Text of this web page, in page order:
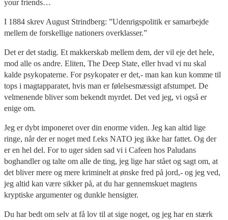
your friends…
I 1884 skrev August Strindberg: ”Udenrigspolitik er samarbejde
mellem de forskellige nationers overklasser.”
Det er det stadig. Et makkerskab mellem dem, der vil eje det hele,
mod alle os andre. Eliten, The Deep State, eller hvad vi nu skal
kalde psykopaterne. For psykopater er det,- man kan kun komme til
tops i magtapparatet, hvis man er følelsesmæssigt afstumpet. De
velmenende bliver som bekendt myrdet. Det ved jeg, vi også er
enige om.
Jeg er dybt imponeret over din enorme viden. Jeg kan altid lige
ringe, når der er noget med f.eks NATO jeg ikke har fattet. Og der
er en hel del. For to uger siden sad vi i Cafeen hos Paludans
boghandler og talte om alle de ting, jeg lige har stået og sagt om, at
det bliver mere og mere kriminelt at ønske fred på jord,- og jeg ved,
jeg altid kan være sikker på, at du har gennemskuet magtens
kryptiske argumenter og dunkle hensigter.
Du har bedt om selv at få lov til at sige noget, og jeg har en stærk